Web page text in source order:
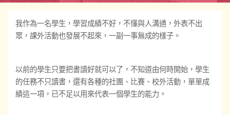
我作為一名學生，學習成績不好，不懂與人溝通，外表不出
眾，課外活動也發展不起來，一副一事無成的樣子。
以前的學生只要把書讀好就可以了，不知道由何時開始，學生
的任務不只讀書，還有各種的社團、比賽、校外活動，單單成
績這一項，已不足以用來代表一個學生的能力。